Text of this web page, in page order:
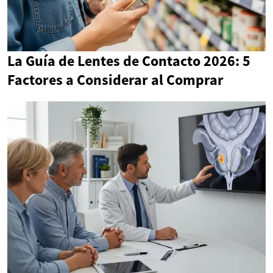
La Guía de Lentes de Contacto 2026: 5
Factores a Considerar al Comprar